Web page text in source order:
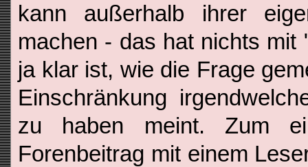
kann außerhalb ihrer
machen - das hat nichts mit
ja klar ist, wie die Frage
Einschränkung
zu haben meint. Zum
Forenbeitrag mit einem